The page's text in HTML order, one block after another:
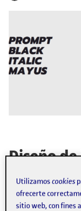
Diseño
Utilizamoscookies
ofrecerte
sitio web, con fines